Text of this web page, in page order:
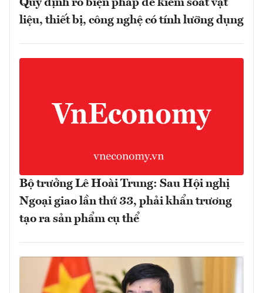
Quy định rõ biện pháp để kiểm soát vật
liệu, thiết bị, công nghệ có tính lưỡng dụng
Bộ trưởng Lê Hoài Trung: Sau Hội nghị
Ngoại giao lần thứ 33, phải khẩn trương
tạo ra sản phẩm cụ thể